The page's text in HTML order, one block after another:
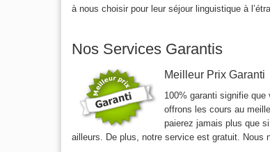
à nous choisir pour leur séjour linguistique à
Nos Services Garantis
Meilleur Prix Garanti
100% garanti signifie
offrons les cours au
paierez jamais plus que
ailleurs. De plus, notre service est gratuit. Nous